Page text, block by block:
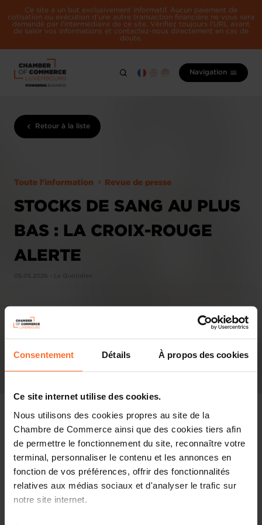
Consentement Détails À propos des cookies
Ce site internet utilise des cookies.
Nous utilisons des cookies propres au site de la
Chambre de Commerce ainsi que des cookies tiers afin
de permettre le fonctionnement du site, reconnaître votre
terminal, personnaliser le contenu et les annonces en
fonction de vos préférences, offrir des fonctionnalités
relatives aux médias sociaux et d'analyser le trafic sur
notre site internet.
Ce site a un but exclusivement informatif. Aucun paiement de
cotisation ou exécution d'une autre transaction financière ne vous sera
demandé par l'intermédiaire de ce site. Vérifiez toujours l'URL avant
de saisir vos informations et contactez-nous directement en cas de
doute.
Navigation
Retour à la liste
Toute l'information Revue de presse
STOCKS DE SANG AU PLUS
BAS : LA CROIX-ROUGE
ALERTE
Revue de presse
Partager cet article